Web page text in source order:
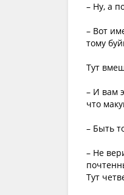
– Ну, а
– Вот
тому
Тут
– И вам
что
– Быть
– Не
Тут